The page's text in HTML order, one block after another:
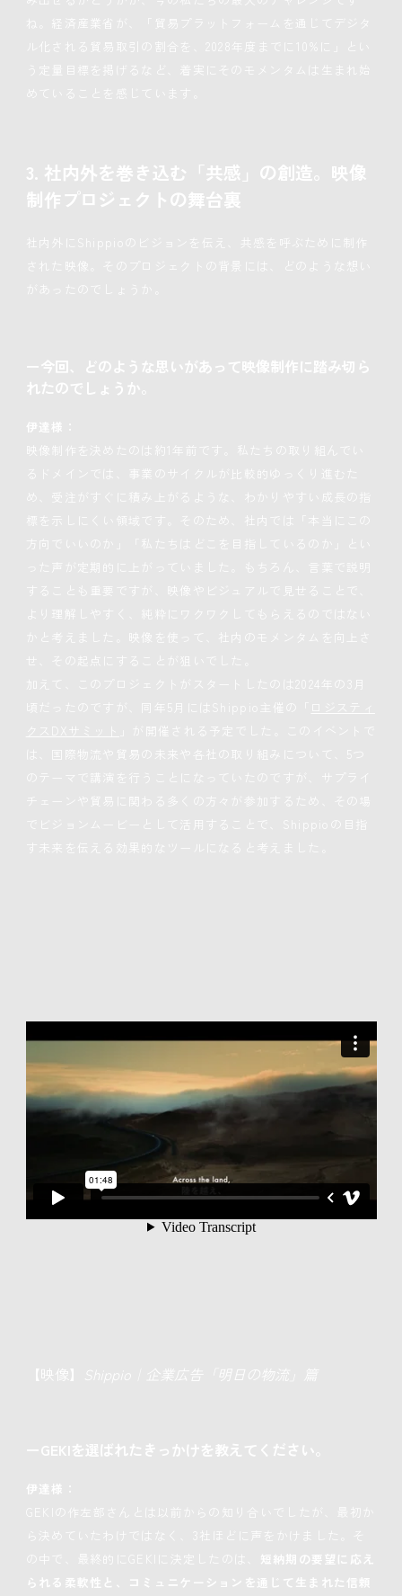
ね。経済産業省が、「貿易プラットフォームを通じてデジタ
ル化される貿易取引の割合を、2028年度までに10%に」とい
う定量目標を掲げるなど、着実にそのモメンタムは生まれ始
3. 社内外を巻き込む「共感」の創造。映像
制作プロジェクトの舞台裏
社内外にShippioのビジョンを伝え、共感を呼ぶために制作
された映像。そのプロジェクトの背景には、どのような想い
ー今回、どのような思いがあって映像制作に踏み切ら
れたのでしょうか。
伊達様：
映像制作を決めたのは約1年前です。私たちの取り組んでい
るドメインでは、事業のサイクルが比較的ゆっくり進むた
め、受注がすぐに積み上がるような、わかりやすい成長の指
標を示しにくい領域です。そのため、社内では「本当にこの
方向でいいのか」「私たちはどこを目指しているのか」とい
った声が定期的に上がっていました。もちろん、言葉で説明
することも重要ですが、映像やビジュアルで見せることで、
より理解しやすく、純粋にワクワクしてもらえるのではない
かと考えました。映像を使って、社内のモメンタムを向上さ
せ、その起点にすることが狙いでした。
加えて、このプロジェクトがスタートしたのは2024年の3月
頃だったのですが、同年5月にはShippio主催の「
クスDXサミット
」が開催される予定でした。このイベントで
は、国際物流や貿易の未来や各社の取り組みについて、5つ
のテーマで講演を行うことになっていたのですが、サプライ
チェーンや貿易に関わる多くの方々が参加するため、その場
でビジョンムービーとして活用することで、Shippioの目指
す未来を伝える効果的なツールになると考えました。
【映像】 Shippio｜企業広告「明日の物流」篇
ーGEKIを選ばれたきっかけを教えてください。
伊達様：
GEKIの作左部さんとは以前からの知り合いでしたが、最初か
ら決めていたわけではなく、3社ほどに声をかけました。そ
の中で、最終的にGEKIに決定したのは、 短納期の要望に応え
られる柔軟性と、コミュニケーションを通じて生まれた信頼